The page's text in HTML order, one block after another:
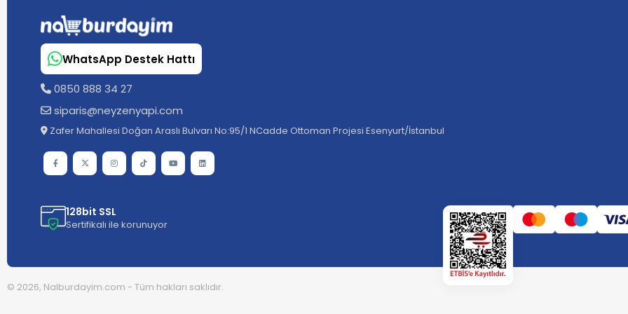
WhatsApp Destek Hattı
0850 888 34 27
siparis@neyzenyapi.com
Zafer Mahallesi Doğan Araslı Bulvarı No:95/1 NCadde Ottoman Projesi Esenyurt/İstanbul
128bit SSL
Sertifikalı ile korunuyor
© 2026, Nalburdayim.com - Tüm hakları saklıdır.